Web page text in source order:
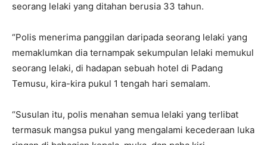
seorang lelaki yang ditahan berusia 33 tahun.
“Polis menerima panggilan daripada seorang lelaki yang
memaklumkan dia ternampak sekumpulan lelaki memukul
seorang lelaki, di hadapan sebuah hotel di Padang
Temusu, kira-kira pukul 1 tengah hari semalam.
“Susulan itu, polis menahan semua lelaki yang terlibat
termasuk mangsa pukul yang mengalami kecederaan luka